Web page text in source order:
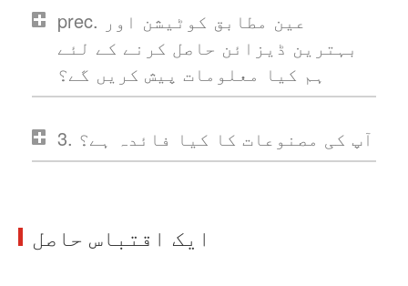
prec. عین مطابق کوٹیشن اور
بہترین ڈیزائن حاصل کرنے کے لئے
ہم کیا معلومات پیش کریں گے؟
3. آپ کی مصنوعات کا کیا فائدہ ہے؟
ایک اقتباس حاصل